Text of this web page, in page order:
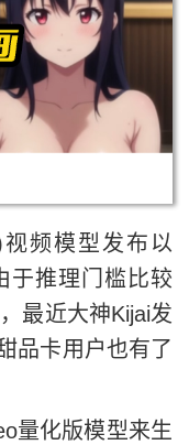
频模型发布以
于推理门槛比较
最近大神Kijai发
品卡用户也有了
量化版模型来生